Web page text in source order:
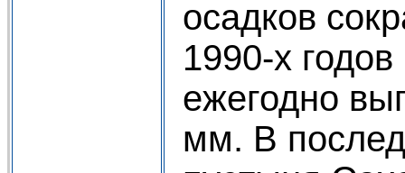
осадков
1990-х
ежегодно
мм. В